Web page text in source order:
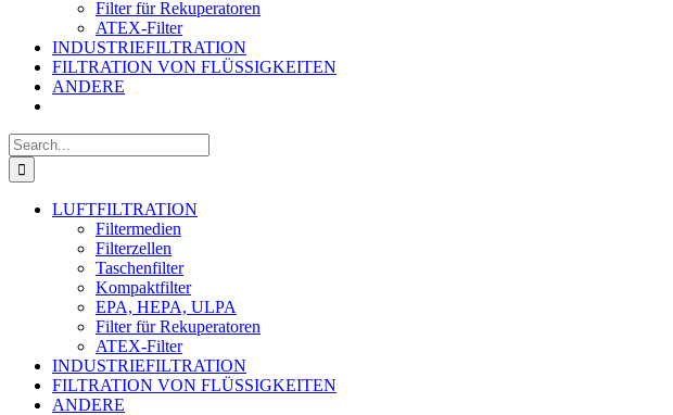
Filter für Rekuperatoren
ATEX-Filter
INDUSTRIEFILTRATION
FILTRATION VON FLÜSSIGKEITEN
ANDERE
Search
for:
LUFTFILTRATION
Filtermedien
Filterzellen
Taschenfilter
Kompaktfilter
EPA, HEPA, ULPA
Filter für Rekuperatoren
ATEX-Filter
INDUSTRIEFILTRATION
FILTRATION VON FLÜSSIGKEITEN
ANDERE